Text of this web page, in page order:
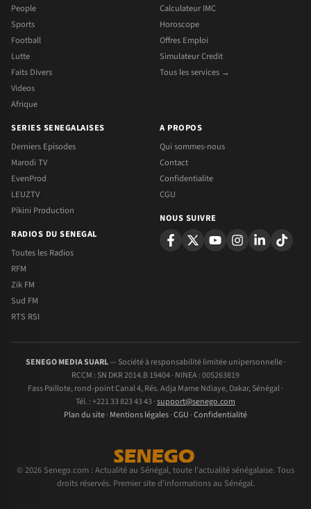
People
Sports
Football
Lutte
Faits Divers
Videos
Afrique
Calculateur IMC
Horoscope
Offres Emploi
Simulateur Credit
Tous les services →
SERIES SENEGALAISES
Derniers Episodes
Marodi TV
EvenProd
LEUZTV
Pikini Production
RADIOS DU SENEGAL
Toutes les Radios
RFM
Zik FM
Sud FM
RTS RSI
A PROPOS
Qui sommes-nous
Contact
Confidentialite
CGU
NOUS SUIVRE
SENEGO MEDIA SUARL— Société à responsabilité limitée unipersonnelle ·
RCCM : SN DKR 2014.B 19404 · NINEA : 005263819
Fass Paillote, rond-point Canal 4, Rés. Adja Mame Ndiaye, Dakar, Sénégal ·
Tél. : +221 33 823 43 43 ·support@senego.com
Plan du site· Mentions légales·CGU ·Confidentialité
© 2026 Senego.com : Actualité au Sénégal, toute l'actualité sénégalaise. Tous
droits réservés. Premier site d'informations au Sénégal.